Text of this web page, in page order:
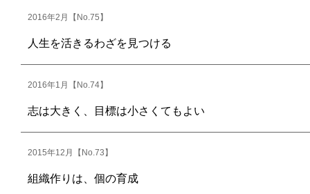
2016年2月【No.75】
人生を活きるわざを見つける
2016年1月【No.74】
志は大きく、目標は小さくてもよい
2015年12月【No.73】
組織作りは、個の育成